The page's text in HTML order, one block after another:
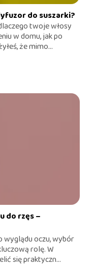
do suszarki?
twoje włosy
w domu, jak po
że mimo...
do rzęs –
wyglądu oczu, wybór
rolę. W
się praktyczn...